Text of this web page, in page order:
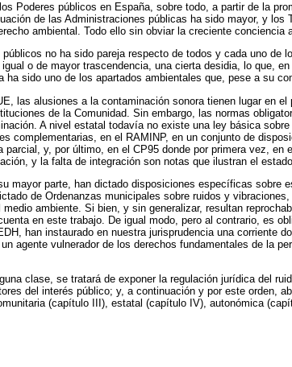
Poderes públicos en España, sobre todo, a partir de la
de las Administraciones públicas ha sido mayor, y
ambiental. Todo ello sin obviar la creciente conciencia
no ha sido pareja respecto de todos y cada uno
o de mayor trascendencia, una cierta desidia, lo que,
sido uno de los apartados ambientales que, pese a su
las alusiones a la contaminación sonora tienen lugar en
de la Comunidad. Sin embargo, las normas
A nivel estatal todavía no existe una ley básica
complementarias, en el RAMINP, en un conjunto de
y, por último, en el CP95 donde por primera vez,
y la falta de integración son notas que ilustran el
mayor parte, han dictado disposiciones específicas sobre
de Ordenanzas municipales sobre ruidos y
ambiente. Si bien, y sin generalizar, resultan
en este trabajo. De igual modo, pero al contrario, es
han instaurado en nuestra jurisprudencia una corriente
agente vulnerador de los derechos fundamentales de la
clase, se tratará de exponer la regulación jurídica del
del interés público; y, a continuación y por este orden,
(capítulo III), estatal (capítulo IV), autonómica